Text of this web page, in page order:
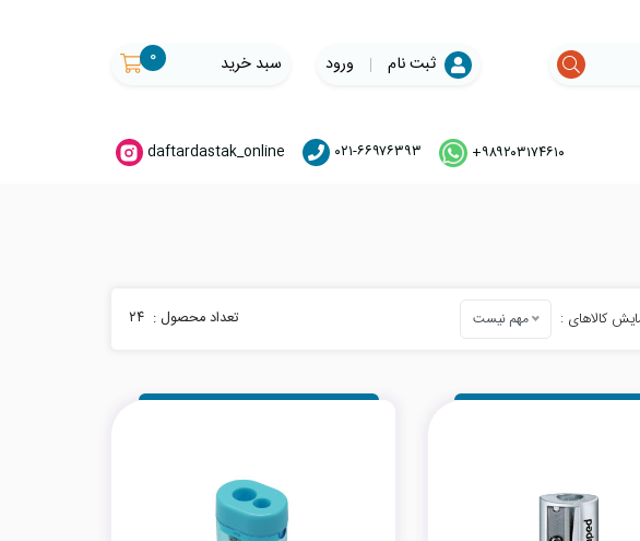
ثبت نام ورود سبد خرید ۰
+۹۸۹۲۰۳۱۷۴۶۱۰ ۰۲۱-۶۶۹۷۶۳۹۳ daftardastak_online
کالاهای : مهم نیست تعداد محصول : ۲۴